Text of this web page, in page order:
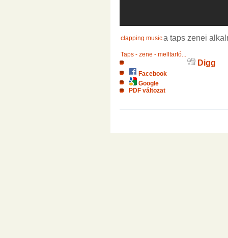
clapping musica taps zenei
Taps - zene - melltartó...
Digg
Facebook
Google
PDF változat